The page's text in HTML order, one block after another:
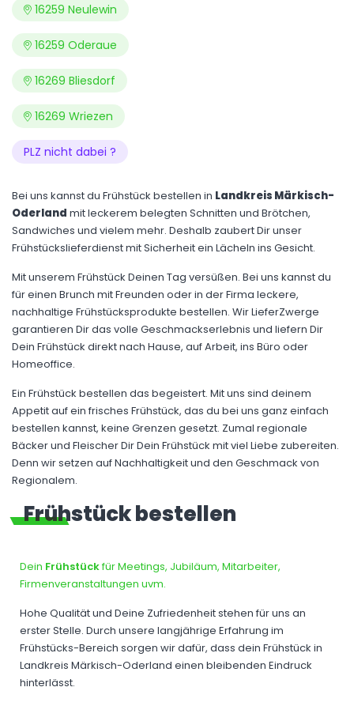
16259 Neulewin
16259 Oderaue
16269 Bliesdorf
16269 Wriezen
PLZ nicht dabei ?
Bei uns kannst du Frühstück bestellen in Landkreis Märkisch-
Oderland mit leckerem belegten Schnitten und Brötchen,
Sandwiches und vielem mehr. Deshalb zaubert Dir unser
Frühstückslieferdienst mit Sicherheit ein Lächeln ins Gesicht.
Mit unserem Frühstück Deinen Tag versüßen. Bei uns kannst du
für einen Brunch mit Freunden oder in der Firma leckere,
nachhaltige Frühstücksprodukte bestellen. Wir LieferZwerge
garantieren Dir das volle Geschmackserlebnis und liefern Dir
Dein Frühstück direkt nach Hause, auf Arbeit, ins Büro oder
Homeoffice.
Ein Frühstück bestellen das begeistert. Mit uns sind deinem
Appetit auf ein frisches Frühstück, das du bei uns ganz einfach
bestellen kannst, keine Grenzen gesetzt. Zumal regionale
Bäcker und Fleischer Dir Dein Frühstück mit viel Liebe zubereiten.
Denn wir setzen auf Nachhaltigkeit und den Geschmack von
Regionalem.
Frühstück bestellen
Dein Frühstückfür Meetings, Jubiläum, Mitarbeiter,
Firmenveranstaltungen uvm.
Hohe Qualität und Deine Zufriedenheit stehen für uns an
erster Stelle. Durch unsere langjährige Erfahrung im
Frühstücks-Bereich sorgen wir dafür, dass dein Frühstück in
Landkreis Märkisch-Oderland einen bleibenden Eindruck
hinterlässt.